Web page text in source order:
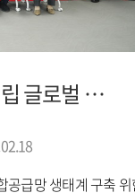
재관 기자기사출처:
는 고질적 문제이기도
기반 신경망 구조 설계
해도 강건함을 유지
.뉴럴 SDEs는 스킵 연
이다. 일반 딥러닝 신
SDE, Geometric
부산대, '인간 중심 - 탄소 중립 글로벌 공급망 연구센터' 14일 개소
급망 생태계 구축 위